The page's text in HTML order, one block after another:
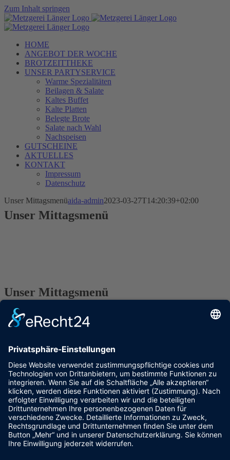
Zum Inhalt springen
HOME
ANGEBOT DER WOCHE
BROTZEITTHEKE
UNSER PARTYSERVICE
Warme Spezialitäten
Beilagen & Salate
Kaltes Buffet
Kalte Platten
Belegte Brote
Salate nach Wahl
Nachspeisen
GUTSCHEINE
AKTUELLES
KONTAKT
Impressum
Datenschutz
Unser Mittagsmenüaida-admin2023-03-27T14:20:39+02:00
Unser Mittagsmenü
Unser Mittagsmenü
Täglich ab 11:30 Uhr warmes Mittagessen zum Mitnehmen
Mo. – Fr. am Amselweg
vorbehalten )
Vom 03.04.23 bis 15.04.23 kein Mittagsmenü
Änderungen vorbehalten
Dienstag,
28.03.23
Schinkennudeln mit Salat 7,90 €
Mittwoch,
29.03.23
Hendlhaxn mit Kartoffelgratin 7,90 €